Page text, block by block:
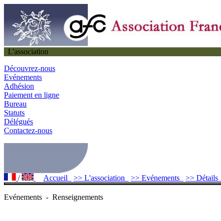
L'association
Découvrez-nous
Evénements
Adhésion
Paiement en ligne
Bureau
Statuts
Délégués
Contactez-nous
/ Accueil >> L'association >> Evénements >>
Evénements - Renseignements